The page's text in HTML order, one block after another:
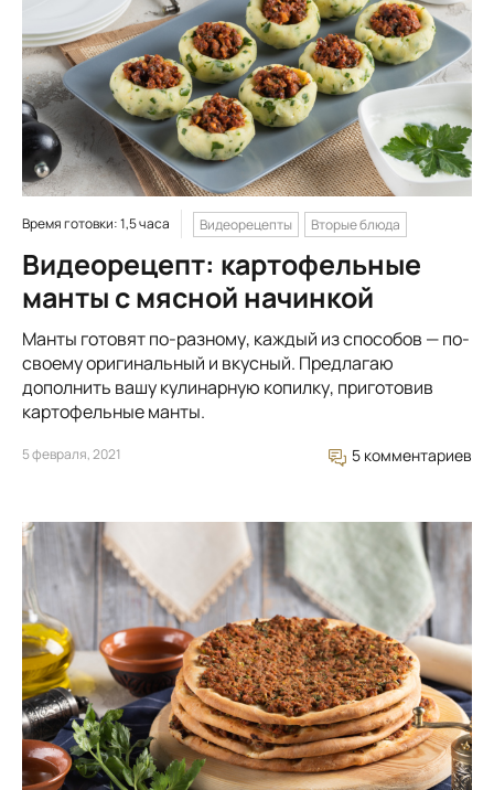
Время готовки: 1,5 часа Видеорецепты Вторые блюда
Видеорецепт: картофельные
манты с мясной начинкой
Манты готовят по-разному, каждый из способов — по-
своему оригинальный и вкусный. Предлагаю
дополнить вашу кулинарную копилку, приготовив
картофельные манты.
5 февраля, 2021 5 комментариев